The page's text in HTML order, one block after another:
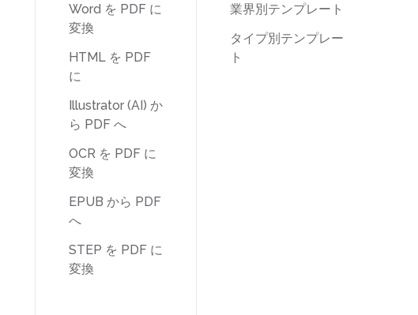
Word を PDF に
変換
HTML を PDF
に
Illustrator (AI) か
ら PDF へ
OCR を PDF に
変換
EPUB から PDF
へ
STEP を PDF に
変換
業界別テンプレート
タイプ別テンプレー
ト